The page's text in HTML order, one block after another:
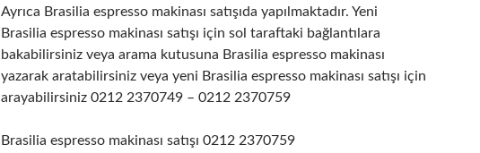
Ayrıca Brasilia espresso makinası satışıda yapılmaktadır. Yeni
Brasilia espresso makinası satışı için sol taraftaki bağlantılara
bakabilirsiniz veya arama kutusuna Brasilia espresso makinası
yazarak aratabilirsiniz veya yeni Brasilia espresso makinası satışı için
arayabilirsiniz 0212 2370749 – 0212 2370759
Brasilia espresso makinası satışı 0212 2370759